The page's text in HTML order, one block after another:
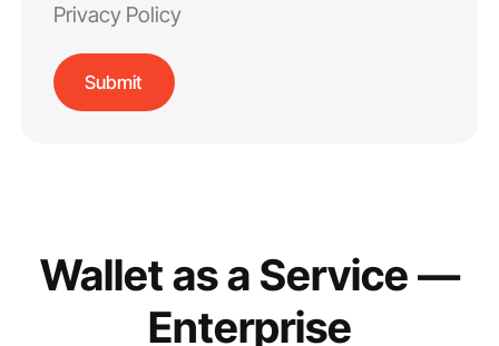
Privacy Policy
Wallet as a Service —
Enterprise